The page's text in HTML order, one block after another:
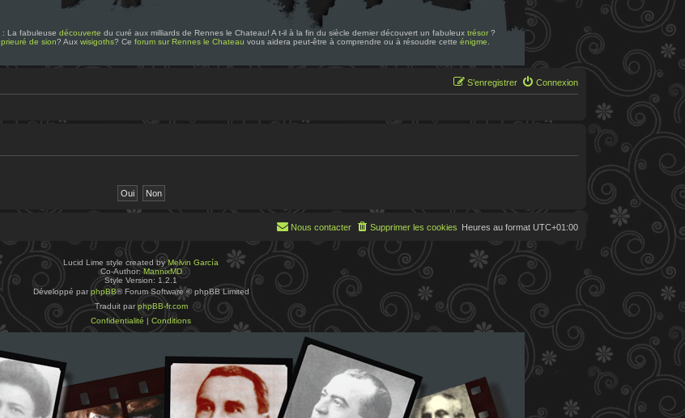
: La fabuleuse découverte du curé aux milliards de Rennes le Chateau! A t-il à la fin du siècle dernier découvert un fabuleux trésor ?
prieuré de sion? Aux wisigoths? Ce forum sur Rennes le Chateau vous aidera peut-être à comprendre ou à résoudre cette énigme
Connexion
S’enregistrer
Heures au format UTC+01:00
Supprimer les cookies
Nous contacter
Lucid Lime style created byMelvin García
Co-Author:MannixMD
Style Version: 1.2.1
Développé par phpBB® Forum Software © phpBB Limited
Traduit par phpBB-fr.com
Confidentialité | Conditions